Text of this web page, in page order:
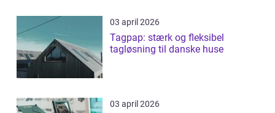
03 april 2026
Tagpap: stærk og fleksibel
tagløsning til danske huse
03 april 2026